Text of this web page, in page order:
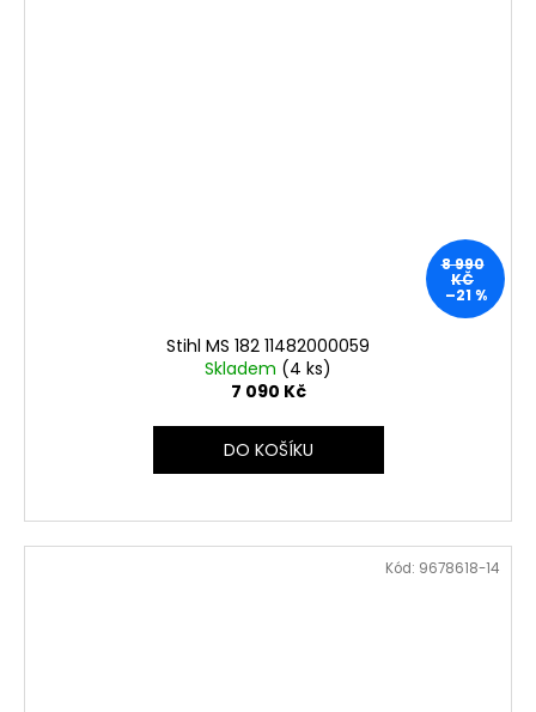
8 990
KČ
–21 %
Stihl MS 182 11482000059
Skladem (4 ks)
7 090 Kč
DO KOŠÍKU
Kód: 9678618-14